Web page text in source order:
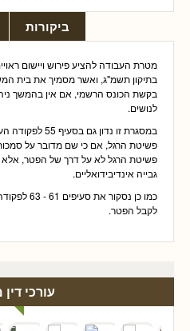
ביקורות
בתיקון תשמ"ג, ואשר מסמיך את בית
בקשת הכונס הרשמי, אם אין בהמשך
לנושים.
במסגרת זו נדון
פשיטת הרגל, אם כי שם מדובר על
פשיטת הרגל לא על דרך של הפטר, אלא
גבייה אינדיבידואליים.
כמו כן
לקבל הפטר.
עורכי